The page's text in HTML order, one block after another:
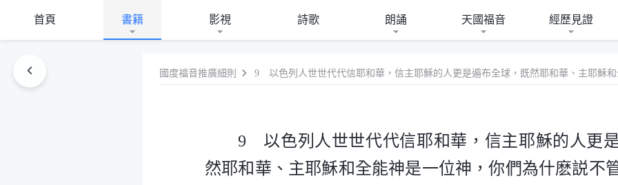
首頁 書籍 影視 詩歌 朗誦 天國福音 經歷見證
國度福音推廣細則
9 以色列人世世代代信耶和華，信主耶穌的人更
然耶和華、主耶穌和全能神是一位神，你們為什麽説不